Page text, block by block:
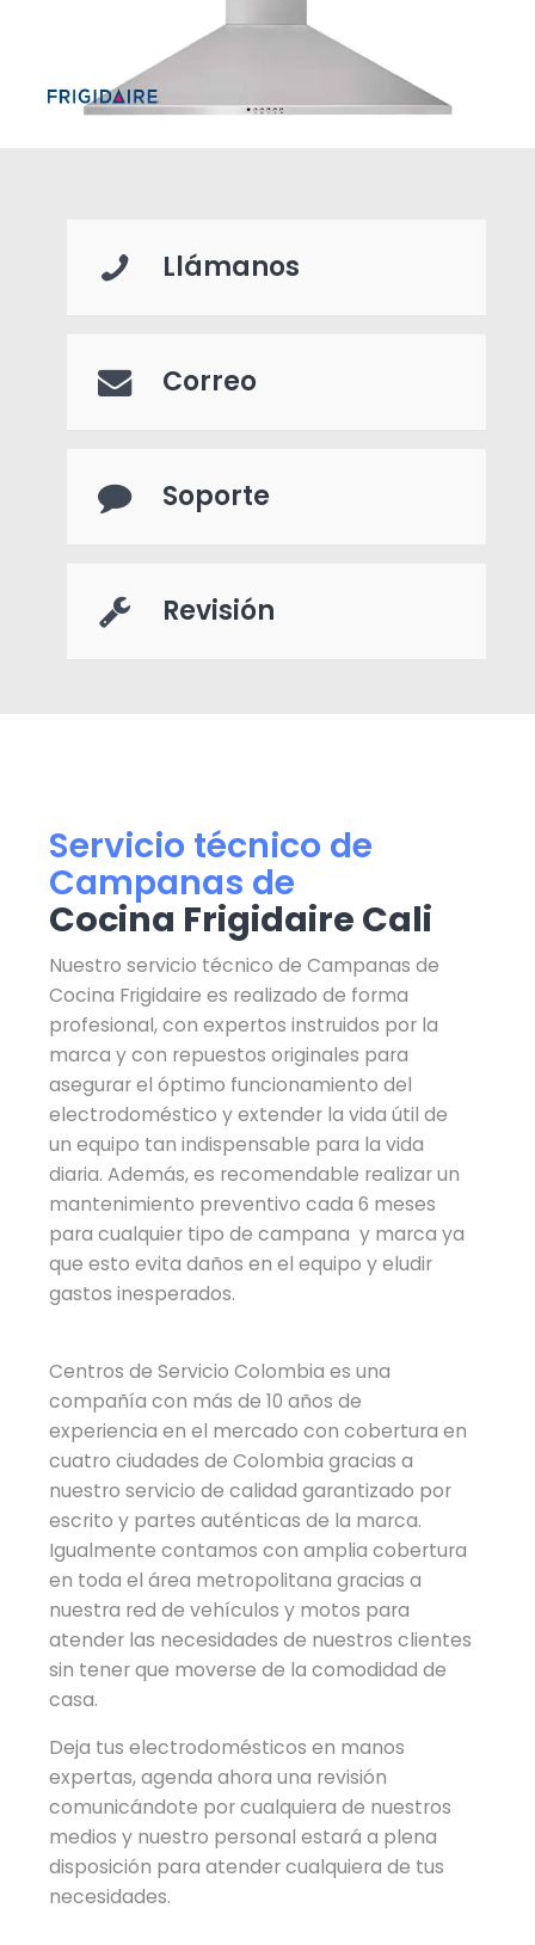
Llámanos
Correo
Soporte
Revisión
Servicio técnico de
Campanas de
Cocina Frigidaire Cali
Nuestro servicio técnico de Campanas de
Cocina Frigidaire es realizado de forma
profesional, con expertos instruidos por la
marca y con repuestos originales para
asegurar el óptimo funcionamiento del
electrodoméstico y extender la vida útil de
un equipo tan indispensable para la vida
diaria. Además, es recomendable realizar un
mantenimiento preventivo cada 6 meses
para cualquier tipo de campana y marca ya
que esto evita daños en el equipo y eludir
gastos inesperados.
Centros de Servicio Colombia es una
compañía con más de 10 años de
experiencia en el mercado con cobertura en
cuatro ciudades de Colombia gracias a
nuestro servicio de calidad garantizado por
escrito y partes auténticas de la marca.
Igualmente contamos con amplia cobertura
en toda el área metropolitana gracias a
nuestra red de vehículos y motos para
atender las necesidades de nuestros clientes
sin tener que moverse de la comodidad de
casa.
Deja tus electrodomésticos en manos
expertas, agenda ahora una revisión
comunicándote por cualquiera de nuestros
medios y nuestro personal estará a plena
disposición para atender cualquiera de tus
necesidades.